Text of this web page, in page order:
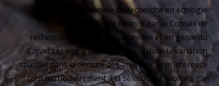
Mon programme de recherche en écologie
fondamentale est financé par le Conseil de
recherches en sciences naturelles et en génie du
Canada et vise à expliquer ce qui dicte la variation
spatiale dans la densité des animaux. Je m’intéresse
tout particulièrement à la sélection d’habitats. J’ai